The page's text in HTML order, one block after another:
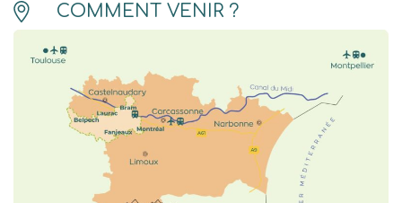
COMMENT VENIR ?